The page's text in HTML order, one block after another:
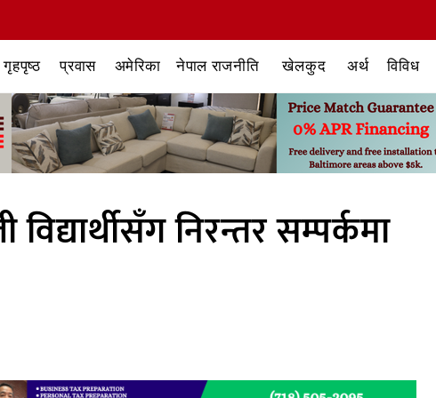
गृहपृष्ठ प्रवास अमेरिका नेपाल राजनीति खेलकुद अर्थ विविध
निरन्तर सम्पर्कमा